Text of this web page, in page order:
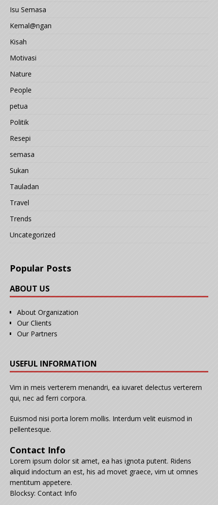
Isu Semasa
Kemal@ngan
Kisah
Motivasi
Nature
People
petua
Politik
Resepi
semasa
Sukan
Tauladan
Travel
Trends
Uncategorized
Popular Posts
ABOUT US
About Organization
Our Clients
Our Partners
USEFUL INFORMATION
Vim in meis verterem menandri, ea iuvaret delectus verterem
qui, nec ad ferri corpora.
Euismod nisi porta lorem mollis. Interdum velit euismod in
pellentesque.
Contact Info
Lorem ipsum dolor sit amet, ea has ignota putent. Ridens
aliquid indoctum an est, his ad movet graece, vim ut omnes
mentitum appetere.
Blocksy: Contact Info